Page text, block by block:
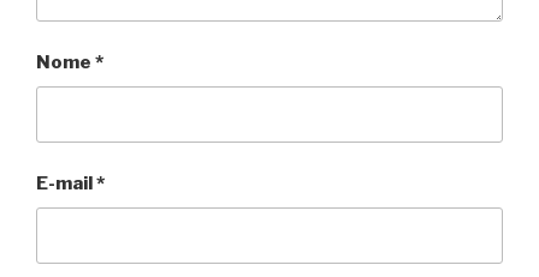
Nome *
E-mail*